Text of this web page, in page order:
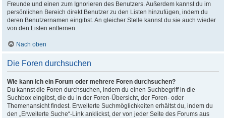
Freunde und einen zum Ignorieren des Benutzers. Außerdem kannst du im
persönlichen Bereich direkt Benutzer zu den Listen hinzufügen, indem du
deren Benutzernamen eingibst. An gleicher Stelle kannst du sie auch wieder
von den Listen entfernen.
Nach oben
Die Foren durchsuchen
Wie kann ich ein Forum oder mehrere Foren durchsuchen?
Du kannst die Foren durchsuchen, indem du einen Suchbegriff in die
Suchbox eingibst, die du in der Foren-Übersicht, der Foren- oder
Themenansicht findest. Erweiterte Suchmöglichkeiten erhältst du, indem du
den „Erweiterte Suche“-Link anklickst, der von jeder Seite des Forums aus